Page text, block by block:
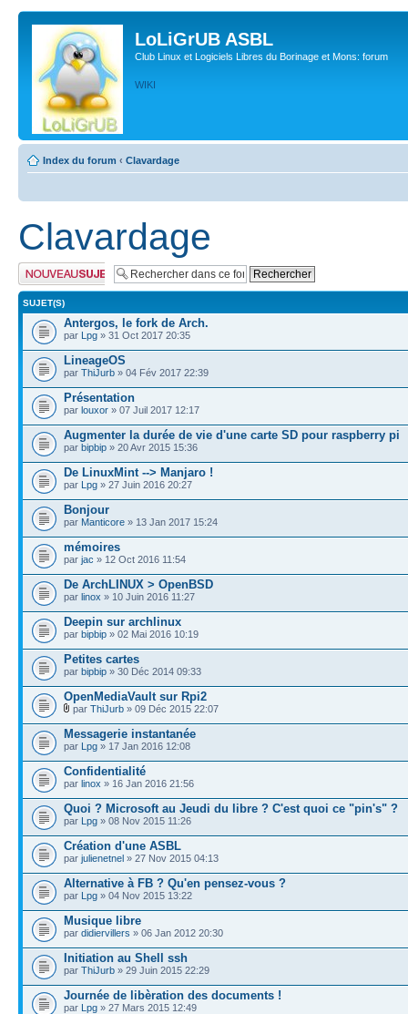
LoLiGrUB ASBL
Club Linux et Logiciels Libres du Borinage et Mons: forum
WIKI
Index du forum ‹ Clavardage
Clavardage
Publier un nouveau
sujet
SUJET(S)
Antergos, le fork de Arch.
par Lpg » 31 Oct 2017 20:35
LineageOS
par ThiJurb » 04 Fév 2017 22:39
Présentation
par louxor » 07 Juil 2017 12:17
Augmenter la durée de vie d'une carte SD pour raspberry pi
par bipbip » 20 Avr 2015 15:36
De LinuxMint --> Manjaro !
par Lpg » 27 Juin 2016 20:27
Bonjour
par Manticore » 13 Jan 2017 15:24
mémoires
par jac » 12 Oct 2016 11:54
De ArchLINUX > OpenBSD
par linox » 10 Juin 2016 11:27
Deepin sur archlinux
par bipbip » 02 Mai 2016 10:19
Petites cartes
par bipbip » 30 Déc 2014 09:33
OpenMediaVault sur Rpi2
par ThiJurb » 09 Déc 2015 22:07
Messagerie instantanée
par Lpg » 17 Jan 2016 12:08
Confidentialité
par linox » 16 Jan 2016 21:56
Quoi ? Microsoft au Jeudi du libre ? C'est quoi ce "pin's" ?
par Lpg » 08 Nov 2015 11:26
Création d'une ASBL
par julienetnel » 27 Nov 2015 04:13
Alternative à FB ? Qu'en pensez-vous ?
par Lpg » 04 Nov 2015 13:22
Musique libre
par didiervillers » 06 Jan 2012 20:30
Initiation au Shell ssh
par ThiJurb » 29 Juin 2015 22:29
Journée de libèration des documents !
par Lpg » 27 Mars 2015 12:49